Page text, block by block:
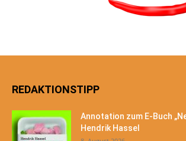
REDAKTIONSTIPP
Annotation zum E-Buch
Hendrik Hassel